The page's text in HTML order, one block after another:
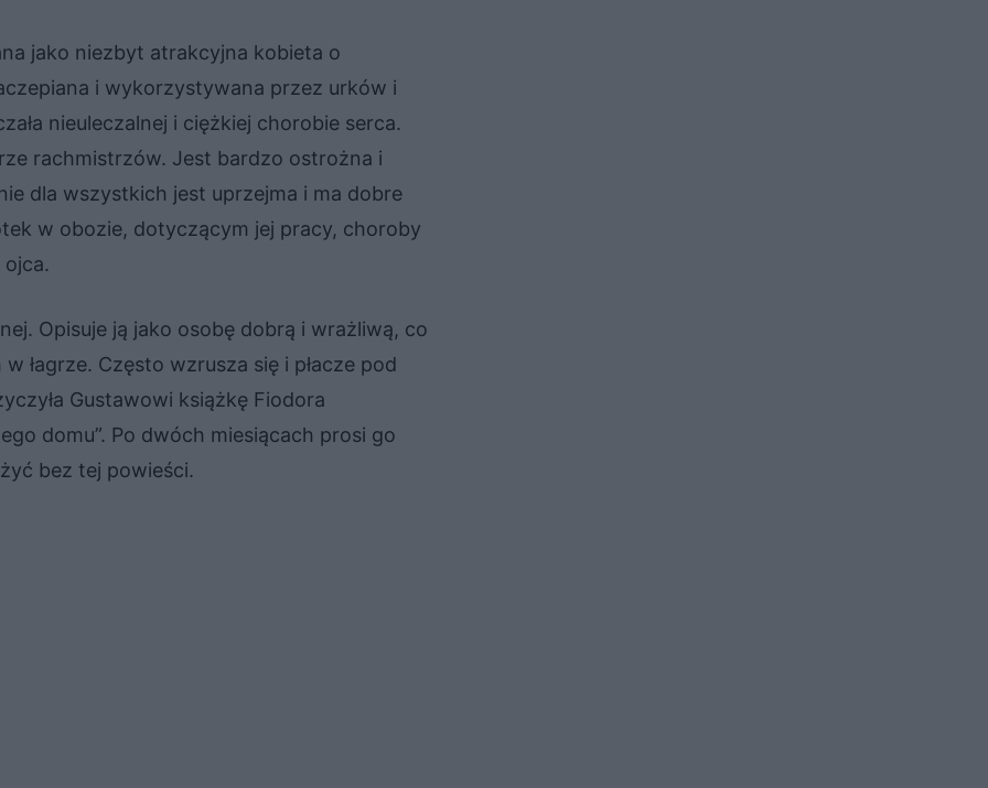
jako niezbyt atrakcyjna kobieta o
i wykorzystywana przez urków i
nieuleczalnej i ciężkiej chorobie serca.
rachmistrzów. Jest bardzo ostrożna i
dla wszystkich jest uprzejma i ma dobre
w obozie, dotyczącym jej pracy, choroby
ojca.
Opisuje ją jako osobę dobrą i wrażliwą, co
łagrze. Często wzrusza się i płacze pod
Gustawowi książkę Fiodora
domu”. Po dwóch miesiącach prosi go
bez tej powieści.